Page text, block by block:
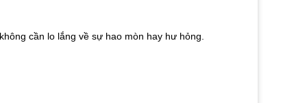
cần lo lắng về sự hao mòn hay hư hỏng.